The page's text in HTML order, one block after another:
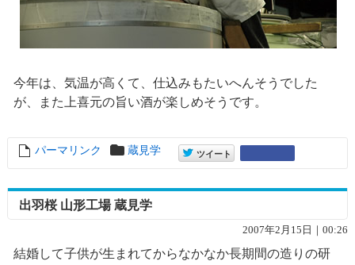
今年は、気温が高くて、仕込みもたいへんそうでした
が、また上喜元の旨い酒が楽しめそうです。
entry1864
パーマリンク 蔵見学 entry1864
ツイート
出羽桜 山形工場 蔵見学
2007年2月15日｜00:26
結婚して子供が生まれてからなかなか長期間の造りの研